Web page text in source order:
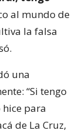
al mundo de
la falsa
una
“Si tengo
para
de La Cruz,